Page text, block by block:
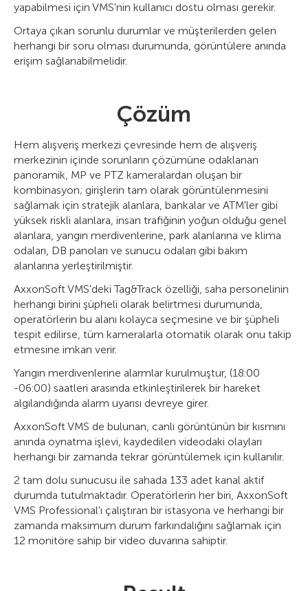
yapabilmesi için VMS'nin kullanıcı dostu olması gerekir.
Ortaya çıkan sorunlu durumlar ve müşterilerden gelen
herhangi bir soru olması durumunda, görüntülere anında
erişim sağlanabilmelidir.
Çözüm
Hem alışveriş merkezi çevresinde hem de alışveriş
merkezinin içinde sorunların çözümüne odaklanan
panoramik, MP ve PTZ kameralardan oluşan bir
kombinasyon; girişlerin tam olarak görüntülenmesini
sağlamak için stratejik alanlara, bankalar ve ATM'ler gibi
yüksek riskli alanlara, insan trafiğinin yoğun olduğu genel
alanlara, yangın merdivenlerine, park alanlarına ve klima
odaları, DB panoları ve sunucu odaları gibi bakım
alanlarına yerleştirilmiştir.
AxxonSoft VMS'deki Tag&Track özelliği, saha personelinin
herhangi birini şüpheli olarak belirtmesi durumunda,
operatörlerin bu alanı kolayca seçmesine ve bir şüpheli
tespit edilirse, tüm kameralarla otomatik olarak onu takip
etmesine imkan verir.
Yangın merdivenlerine alarmlar kurulmuştur, (18:00
-06:00) saatleri arasında etkinleştirilerek bir hareket
algılandığında alarm uyarısı devreye girer.
AxxonSoft VMS de bulunan, canlı görüntünün bir kısmını
anında oynatma işlevi, kaydedilen videodaki olayları
herhangi bir zamanda tekrar görüntülemek için kullanılır.
2 tam dolu sunucusu ile sahada 133 adet kanal aktif
durumda tutulmaktadır. Operatörlerin her biri, AxxonSoft
VMS Professional'ı çalıştıran bir istasyona ve herhangi bir
zamanda maksimum durum farkındalığını sağlamak için
12 monitöre sahip bir video duvarına sahiptir.